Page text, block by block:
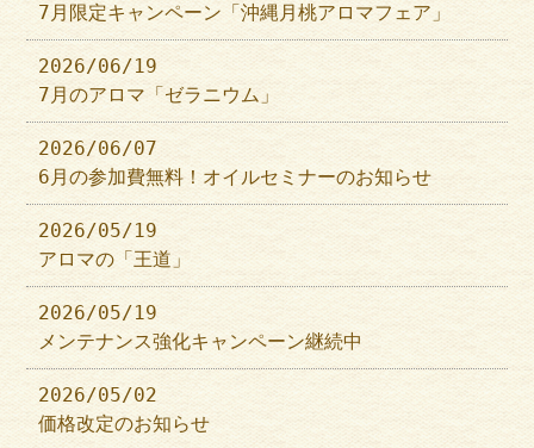
7月限定キャンペーン「沖縄月桃アロマフェア」
2026/06/19
7月のアロマ「ゼラニウム」
2026/06/07
6月の参加費無料！オイルセミナーのお知らせ
2026/05/19
アロマの「王道」
2026/05/19
メンテナンス強化キャンペーン継続中
2026/05/02
価格改定のお知らせ